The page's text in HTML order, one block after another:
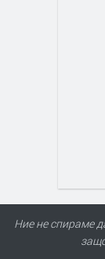
Ние не спираме